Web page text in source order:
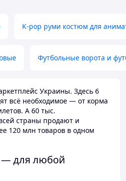
K-pop руми костюм для
Футбольные ворота и
Украины. Здесь 6
всё необходимое — от корма
А 60 тыс.
страны продают и
120 млн товаров в одном
для любой